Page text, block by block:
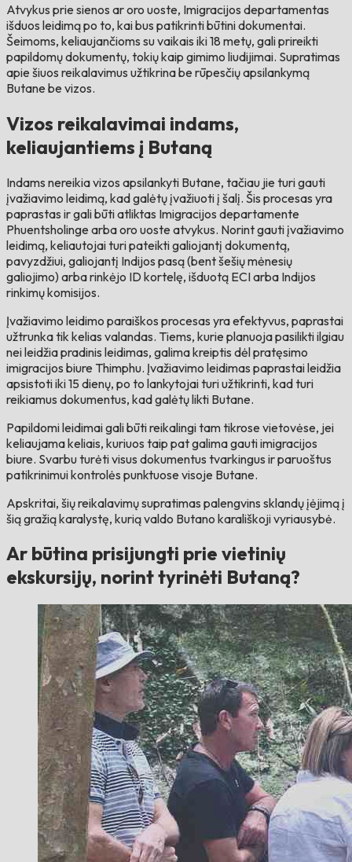
Atvykus prie sienos ar oro uoste, Imigracijos departamentas
išduos leidimą po to, kai bus patikrinti būtini dokumentai.
Šeimoms, keliaujančioms su vaikais iki 18 metų, gali prireikti
papildomų dokumentų, tokių kaip gimimo liudijimai. Supratimas
apie šiuos reikalavimus užtikrina be rūpesčių apsilankymą
Butane be vizos.
Vizos reikalavimai indams,
keliaujantiems į Butaną
Indams nereikia vizos apsilankyti Butane, tačiau jie turi gauti
įvažiavimo leidimą, kad galėtų įvažiuoti į šalį. Šis procesas yra
paprastas ir gali būti atliktas Imigracijos departamente
Phuentsholinge arba oro uoste atvykus. Norint gauti įvažiavimo
leidimą, keliautojai turi pateikti galiojantį dokumentą,
pavyzdžiui, galiojantį Indijos pasą (bent šešių mėnesių
galiojimo) arba rinkėjo ID kortelę, išduotą ECI arba Indijos
rinkimų komisijos.
Įvažiavimo leidimo paraiškos procesas yra efektyvus, paprastai
užtrunka tik kelias valandas. Tiems, kurie planuoja pasilikti ilgiau
nei leidžia pradinis leidimas, galima kreiptis dėl pratęsimo
imigracijos biure Thimphu. Įvažiavimo leidimas paprastai leidžia
apsistoti iki 15 dienų, po to lankytojai turi užtikrinti, kad turi
reikiamus dokumentus, kad galėtų likti Butane.
Papildomi leidimai gali būti reikalingi tam tikrose vietovėse, jei
keliaujama keliais, kuriuos taip pat galima gauti imigracijos
biure. Svarbu turėti visus dokumentus tvarkingus ir paruoštus
patikrinimui kontrolės punktuose visoje Butane.
Apskritai, šių reikalavimų supratimas palengvins sklandų įėjimą į
šią gražią karalystę, kurią valdo Butano karališkoji vyriausybė.
Ar būtina prisijungti prie vietinių
ekskursijų, norint tyrinėti Butaną?